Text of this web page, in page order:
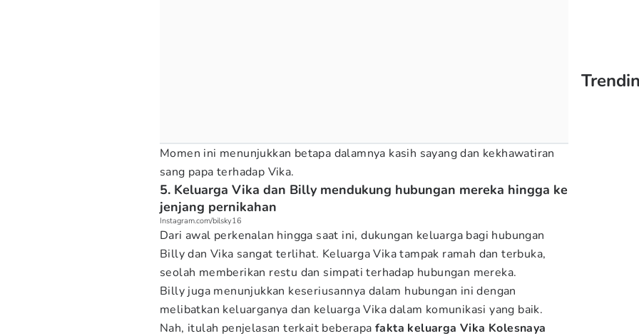
Momen ini menunjukkan betapa dalamnya kasih sayang dan kekhawatiran
sang papa terhadap Vika.
5. Keluarga Vika dan Billy mendukung hubungan mereka hingga ke
jenjang pernikahan
Instagram.com/bilsky16
Dari awal perkenalan hingga saat ini, dukungan keluarga bagi hubungan
Billy dan Vika sangat terlihat. Keluarga Vika tampak ramah dan terbuka,
seolah memberikan restu dan simpati terhadap hubungan mereka.
Billy juga menunjukkan keseriusannya dalam hubungan ini dengan
melibatkan keluarganya dan keluarga Vika dalam komunikasi yang baik.
Nah, itulah penjelasan terkait beberapa fakta keluarga Vika Kolesnaya